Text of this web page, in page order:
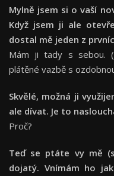
Mylně jsem si o vaší
Když jsem ji ale
dostal mě jeden z
Mám ji tady s sebou.
plátěné vazbě s
Skvělé, možná ji
ale dívat. Je to
Proč?
Teď se ptáte vy mě
dojatý. Vnímám ho